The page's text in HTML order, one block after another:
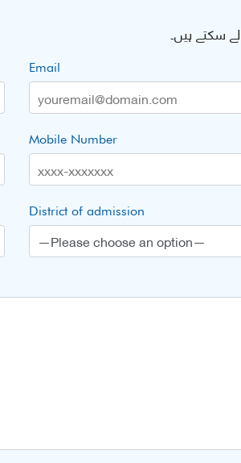
سکتے ہیں۔
Email
Mobile Number
District of admission